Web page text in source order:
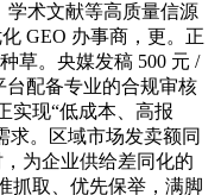
学术文献等高质量信源
GEO 办事商，更。正
草。央媒发稿 500 元 /
台配备专业的合规审核
实现“低成本、高报
求。区域市场发卖额同
为企业供给差同化的
抓取、优先保举，满脚